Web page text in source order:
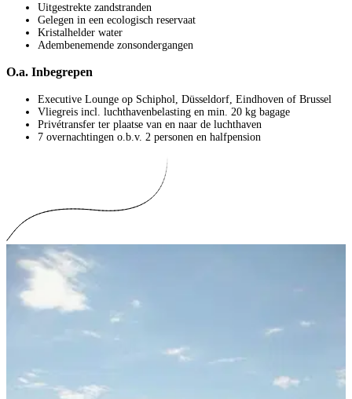
Uitgestrekte zandstranden
Gelegen in een ecologisch reservaat
Kristalhelder water
Adembenemende zonsondergangen
O.a. Inbegrepen
Executive Lounge op Schiphol, Düsseldorf, Eindhoven of Brussel
Vliegreis incl. luchthavenbelasting en min. 20 kg bagage
Privétransfer ter plaatse van en naar de luchthaven
7 overnachtingen o.b.v. 2 personen en halfpension